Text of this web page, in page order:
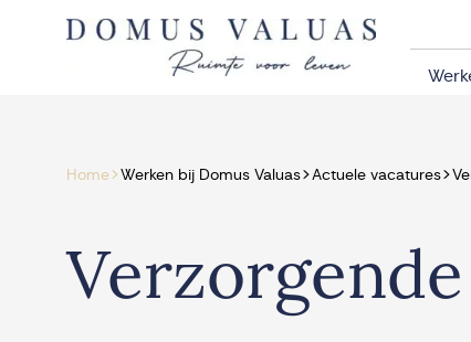
Home> Werken bij Domus Valuas> Actuele vacatures>